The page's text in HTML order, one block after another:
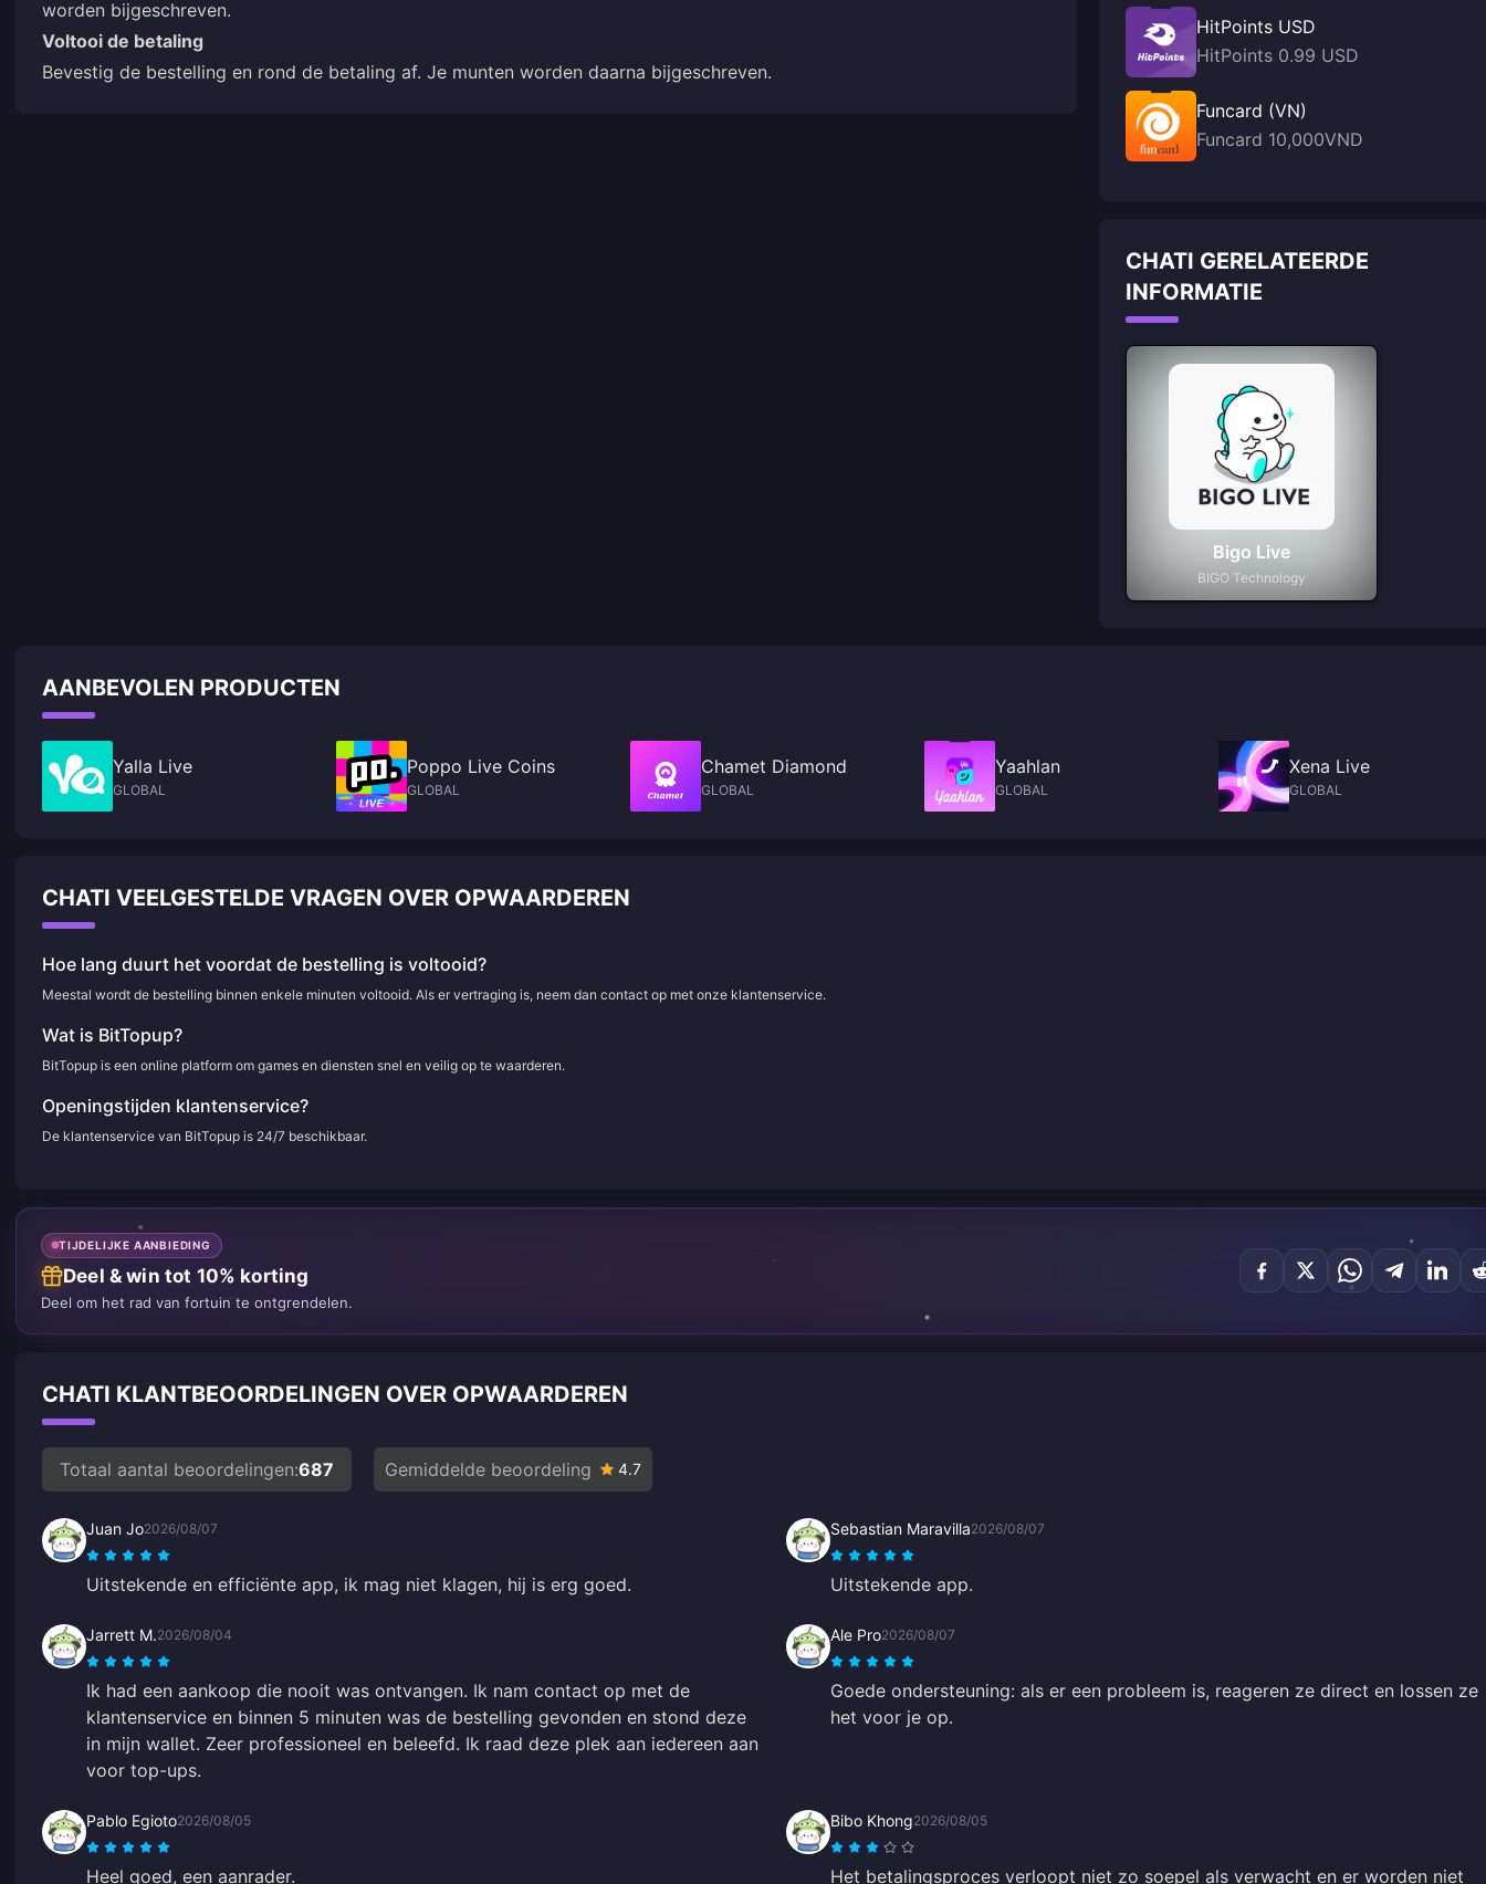
worden bijgeschreven.
Voltooi de betaling
Bevestig de bestelling en rond de betaling af. Je munten worden daarna bijgeschreven.
HitPoints USD
HitPoints 0.99 USD
Funcard (VN)
Funcard 10,000VND
CHATI GERELATEERDE
INFORMATIE
Bigo Live
BIGO Technology
AANBEVOLEN PRODUCTEN
Yalla Live
GLOBAL
Poppo Live Coins
GLOBAL
Chamet Diamond
GLOBAL
Yaahlan
GLOBAL
Xena Live
GLOBAL
CHATI VEELGESTELDE VRAGEN OVER OPWAARDEREN
Hoe lang duurt het voordat de bestelling is voltooid?
Meestal wordt de bestelling binnen enkele minuten voltooid. Als er vertraging is, neem dan contact op met onze klantenservice.
Wat is BitTopup?
BitTopup is een online platform om games en diensten snel en veilig op te waarderen.
Openingstijden klantenservice?
De klantenservice van BitTopup is 24/7 beschikbaar.
TIJDELIJKE AANBIEDING
Deel & win tot 10% korting
Deel om het rad van fortuin te ontgrendelen.
CHATI KLANTBEOORDELINGEN OVER OPWAARDEREN
Totaal aantal beoordelingen:687 Gemiddelde beoordeling 4.7
Juan Jo2026/08/07
Uitstekende en efficiënte app, ik mag niet klagen, hij is erg goed.
Sebastian Maravilla2026/08/07
Uitstekende app.
Jarrett M.2026/08/04
Ik had een aankoop die nooit was ontvangen. Ik nam contact op met de
klantenservice en binnen 5 minuten was de bestelling gevonden en stond deze
in mijn wallet. Zeer professioneel en beleefd. Ik raad deze plek aan iedereen aan
voor top-ups.
Ale Pro2026/08/07
Goede ondersteuning: als er een probleem is, reageren ze direct en lossen ze
het voor je op.
Pablo Egioto2026/08/05
Heel goed, een aanrader.
Bibo Khong2026/08/05
Het betalingsproces verloopt niet zo soepel als verwacht en er worden niet